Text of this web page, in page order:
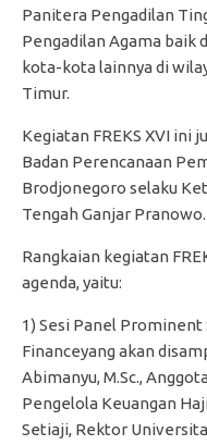
Panitera Pengadilan
Pengadilan Agama baik
kota-kota lainnya di
Timur.
Kegiatan FREKS XVI ini
Badan Perencanaan
Brodjonegoro selaku
Tengah Ganjar Pranowo.
Rangkaian kegiatan
agenda, yaitu:
1) Sesi Panel
Financeyang akan
Abimanyu, M.Sc.,
Pengelola Keuangan
Setiaji, Rektor